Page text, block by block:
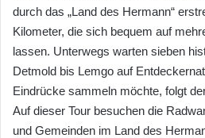
durch das „Land des Hermann“
Kilometer, die sich bequem auf
lassen. Unterwegs warten sieben
Detmold bis Lemgo auf
Eindrücke sammeln möchte, folgt
Auf dieser Tour besuchen die
und Gemeinden im Land des